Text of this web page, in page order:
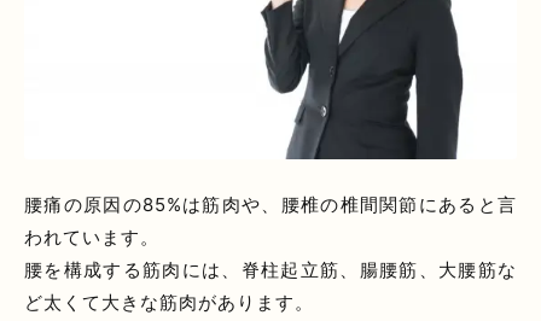
腰痛の原因の85%は筋肉や、腰椎の椎間関節にあると言
われています。
腰を構成する筋肉には、脊柱起立筋、腸腰筋、大腰筋な
ど太くて大きな筋肉があります。